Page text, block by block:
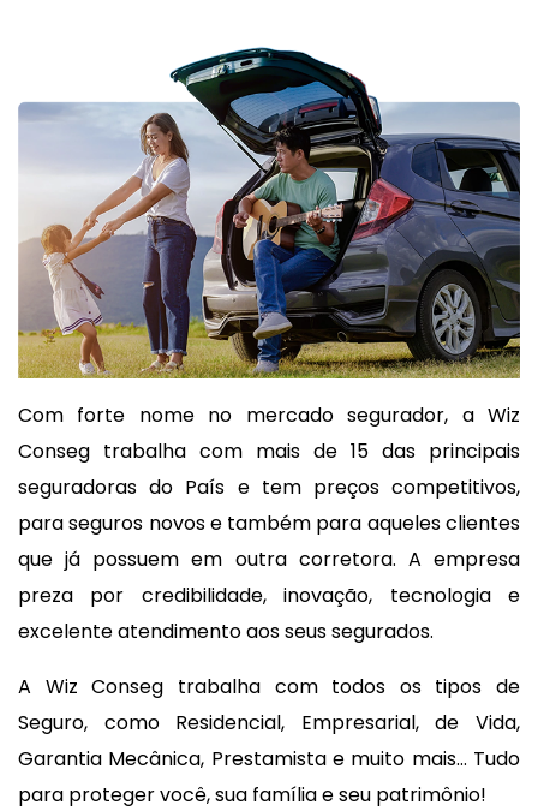
Com forte nome no mercado segurador, a Wiz
Conseg trabalha com mais de 15 das principais
seguradoras do País e tem preços competitivos,
para seguros novos e também para aqueles clientes
que já possuem em outra corretora. A empresa
preza por credibilidade, inovação, tecnologia e
excelente atendimento aos seus segurados.
A Wiz Conseg trabalha com todos os tipos de
Seguro, como Residencial, Empresarial, de Vida,
Garantia Mecânica, Prestamista e muito mais... Tudo
para proteger você, sua família e seu patrimônio!